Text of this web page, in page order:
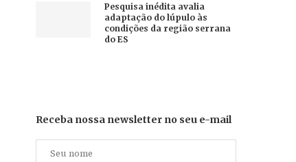
Pesquisa inédita avalia
adaptação do lúpulo às
condições da região serrana
do ES
Receba nossa newsletter no seu e-mail